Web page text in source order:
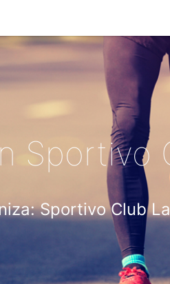
Sportivo
Sportivo Club